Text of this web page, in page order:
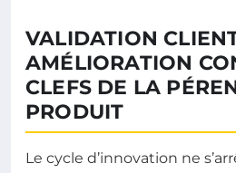
VALIDATION
AMÉLIORATION
CLEFS DE LA
PRODUIT
Le cycle d’innovation ne